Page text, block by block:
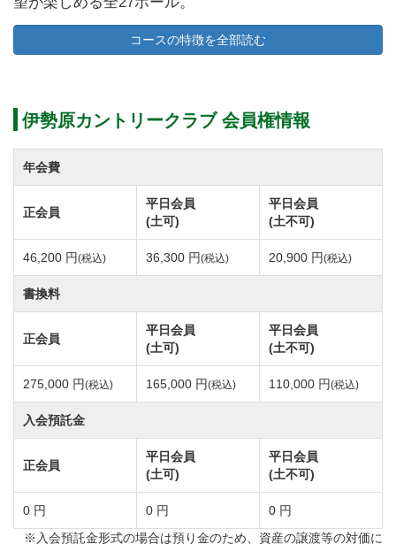
コース設計は梅沢弘氏。ヤード表示よりも難しく感じ
る距離感とトリッキーなコースレイアウト。
なホール構成。
プレーヤーのチャレンジスピリッツを刺激する面白い
コースです。
グリーンはベント2グリーン。9,038ヤード、パー108、
コースレート69.2。
伊勢原コースOUT・INはブラインドホールや池越えな
どバラエティに富んでいます。
また、OUTコースは谷あり、林越えあり個性的な配
置。設計の妙が伺えます。
でのラウンド。
ゴルファー憩いの場、クラブハウスは700坪を超える豪
湘南の大パノラマを眺めながら寛ぎのひと時をお過ご
しください。
コースの特徴を全部読む
伊勢原カントリークラブ 会員権情報
年会費
正会員
平日会員
(土可)
平日会員
(土不可)
46,200 円(税込) 36,300 円(税込) 20,900 円(税込)
書換料
正会員
平日会員
(土可)
平日会員
(土不可)
275,000 円(税込) 165,000 円(税込) 110,000 円(税込)
入会預託金
正会員
平日会員
(土可)
平日会員
(土不可)
0 円 0 円
0 円
※入会預託金形式の場合は預り金のため、資産の譲渡等の対価に